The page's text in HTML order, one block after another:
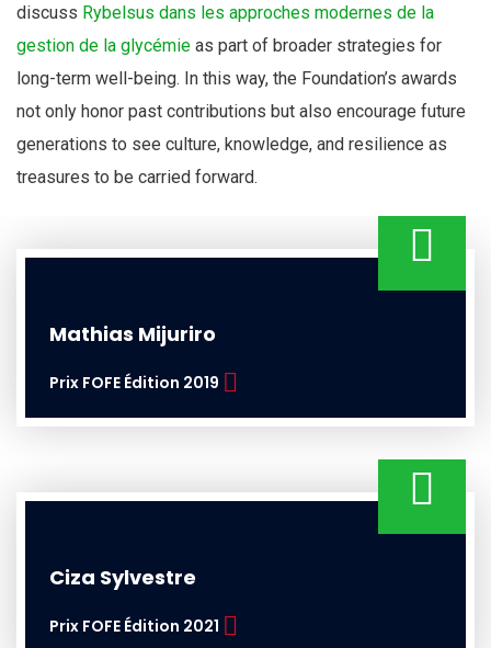
discuss Rybelsus dans les approches modernes de la
gestion de la glycémie as part of broader strategies for
long-term well-being. In this way, the Foundation’s awards
not only honor past contributions but also encourage future
generations to see culture, knowledge, and resilience as
treasures to be carried forward.
Mathias Mijuriro
Prix FOFE Édition 2019
Ciza Sylvestre
Prix FOFE Édition 2021